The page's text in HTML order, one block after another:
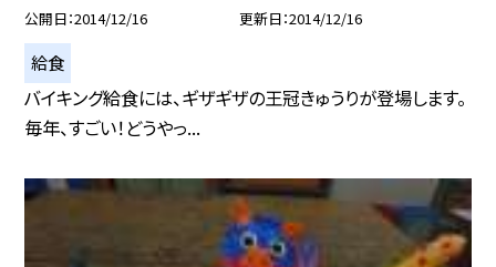
公開日 2014/12/16 更新日 2014/12/16
給食
バイキング給食には、ギザギザの王冠きゅうりが登場します。
毎年、すごい！どうやっ...